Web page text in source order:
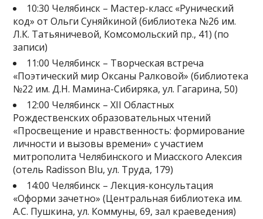
10:30 Челябинск – Мастер-класс «Рунический
код» от Ольги Суняйкиной (библиотека №26 им.
Л.К. Татьяничевой, Комсомольский пр., 41) (по
записи)
11:00 Челябинск – Творческая встреча
«Поэтический мир Оксаны Ралковой» (библиотека
№22 им. Д.Н. Мамина-Сибиряка, ул. Гагарина, 50)
12:00 Челябинск – XII Областных
Рождественских образовательных чтений
«Просвещение и нравственность: формирование
личности и вызовы времени» с участием
митрополита Челябинского и Миасского Алексия
(отель Radisson Blu, ул. Труда, 179)
14:00 Челябинск – Лекция-консультация
«Оформи зачетно» (Центральная библиотека им.
А.С. Пушкина, ул. Коммуны, 69, зал краеведения)